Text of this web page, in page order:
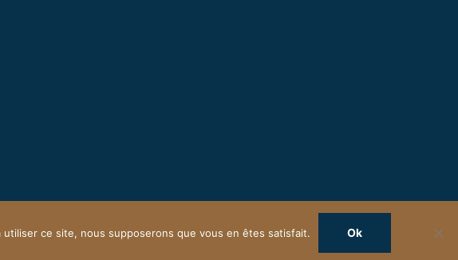
ce site, nous supposerons que vous en êtes satisfait. Ok